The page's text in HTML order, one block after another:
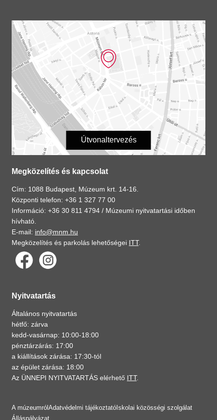
Útvonaltervezés
Megközelítés és kapcsolat
Cím: 1088 Budapest, Múzeum krt. 14-16.
Központi telefon: +36 1 327 77 00
Információ: +36 30 811 4794 / Múzeumi nyitvatartási időben
hívható.
E-mail: info@mnm.hu
Megközelítés és parkolás lehetőségei ITT.
Nyitvatartás
Általános nyitvatartás
hétfő: zárva
kedd-vasárnap: 10:00-18:00
pénztárzárás: 17:00
a kiállítások zárása: 17:30-tól
az épület zárása: 18:00
Az ÜNNEPI NYITVATARTÁS elérhető ITT.
A múzeumról Adatvédelmi tájékoztató Iskolai közösségi szolgálat
Álláspályázat